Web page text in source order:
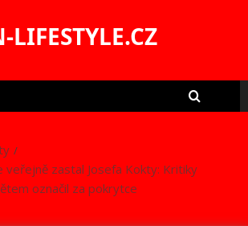
LIFESTYLE.CZ
veřejně zastal Josefa Kokty: Kritiky
označil za pokrytce